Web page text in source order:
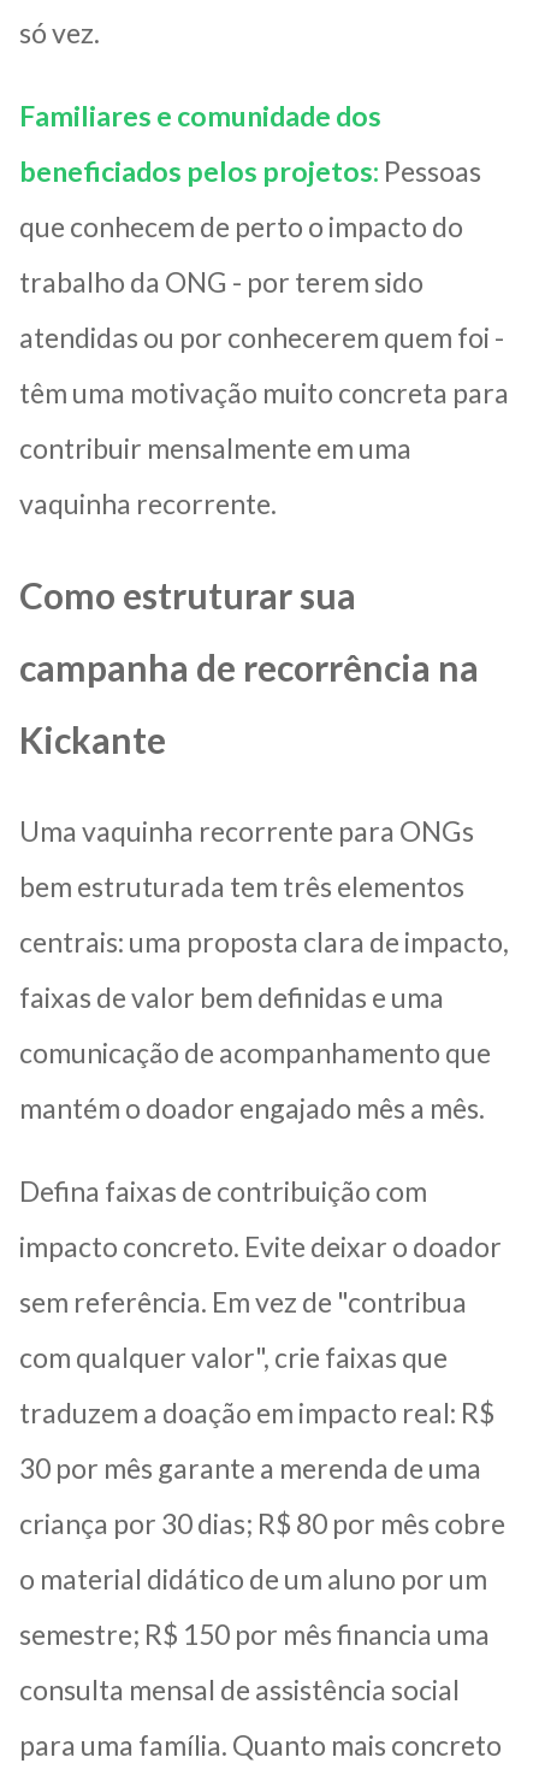
só vez.
Familiares e comunidade dos
beneficiados pelos projetos: Pessoas
que conhecem de perto o impacto do
trabalho da ONG - por terem sido
atendidas ou por conhecerem quem foi -
têm uma motivação muito concreta para
contribuir mensalmente em uma
vaquinha recorrente.
Como estruturar sua
campanha de recorrência na
Kickante
Uma vaquinha recorrente para ONGs
bem estruturada tem três elementos
centrais: uma proposta clara de impacto,
faixas de valor bem definidas e uma
comunicação de acompanhamento que
mantém o doador engajado mês a mês.
Defina faixas de contribuição com
impacto concreto. Evite deixar o doador
sem referência. Em vez de "contribua
com qualquer valor", crie faixas que
traduzem a doação em impacto real: R$
30 por mês garante a merenda de uma
criança por 30 dias; R$ 80 por mês cobre
o material didático de um aluno por um
semestre; R$ 150 por mês financia uma
consulta mensal de assistência social
para uma família. Quanto mais concreto